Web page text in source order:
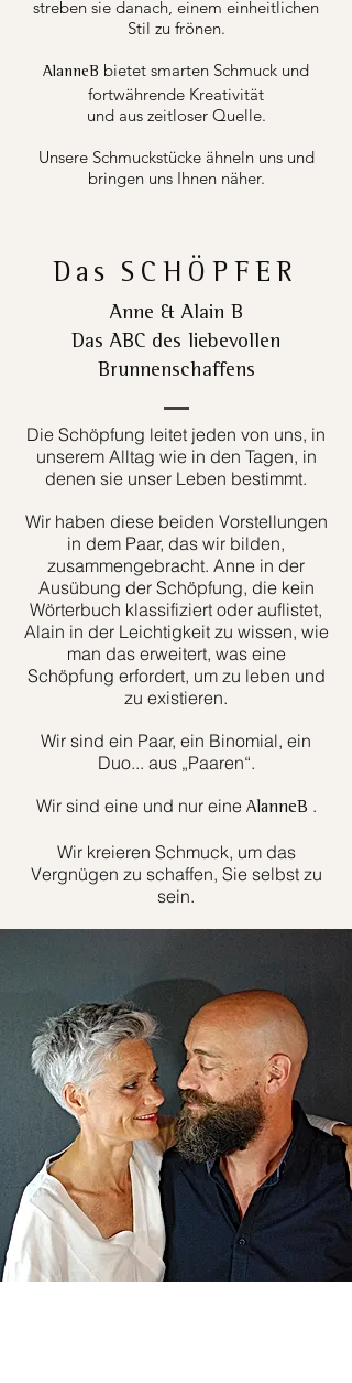
streben sie danach, einem einheitlichen
Stil zu frönen.
AlanneB bietet smarten Schmuck und
fortwährende Kreativität
und aus zeitloser Quelle.
Unsere Schmuckstücke ähneln uns und
bringen uns Ihnen näher.
Das SCHÖPFER
Anne & Alain B
Das ABC des liebevollen
Brunnenschaffens
Die Schöpfung leitet jeden von uns, in
unserem Alltag wie in den Tagen, in
denen sie unser Leben bestimmt.
Wir haben diese beiden Vorstellungen
in dem Paar, das wir bilden,
zusammengebracht. Anne in der
Ausübung der Schöpfung, die kein
Wörterbuch klassifiziert oder auflistet,
Alain in der Leichtigkeit zu wissen, wie
man das erweitert, was eine
Schöpfung erfordert, um zu leben und
zu existieren.
Wir sind ein Paar, ein Binomial, ein
Duo... aus „Paaren“.
Wir sind eine und nur eine AlanneB .
Wir kreieren Schmuck, um das
Vergnügen zu schaffen, Sie selbst zu
sein.